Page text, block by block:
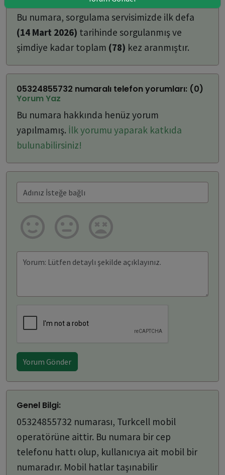
Bu numara, sorgulama servisimizde ilk defa
(14 Mart 2026) tarihinde sorgulanmış ve
şimdiye kadar toplam (78) kez aranmıştır.
05324855732 numaralı telefon yorumları: (0)
Yorum Yaz
Bu numara hakkında henüz yorum
yapılmamış. İlk yorumu yaparak katkıda
bulunabilirsiniz!
Yorum Gönder
Genel Bilgi:
05324855732 numarası, Turkcell mobil
operatörüne aittir. Bu numara bir cep
telefonu hattı olup, kullanıcıya ait mobil bir
numaradır. Mobil hatlar taşınabilir